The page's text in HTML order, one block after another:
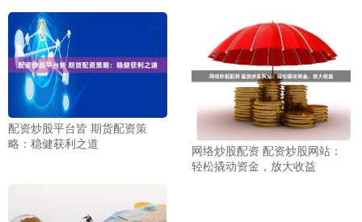
配资炒股平台皆 期货配资策
略：稳健获利之道
网络炒股配资 配资炒股网站：
轻松撬动资金，放大收益